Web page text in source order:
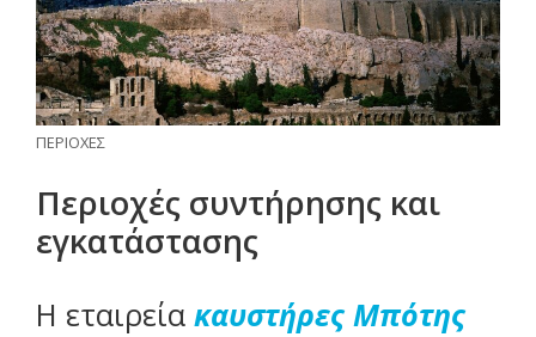
ΠΕΡΙΟΧΕΣ
Περιοχές συντήρησης και
εγκατάστασης
Η εταιρεία καυστήρες Μπότης